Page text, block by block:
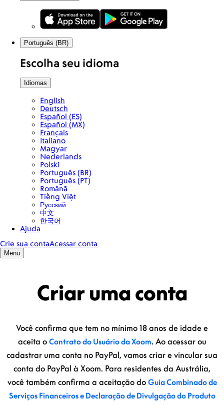
Criar uma conta
Você confirma que tem no mínimo 18 anos de idade e
aceita o Contrato do Usuário da Xoom. Ao acessar ou
cadastrar uma conta no PayPal, vamos criar e vincular sua
conta do PayPal à Xoom. Para residentes da Austrália,
você também confirma a aceitação do Guia Combinado de
Serviços Financeiros e Declaração de Divulgação do Produto